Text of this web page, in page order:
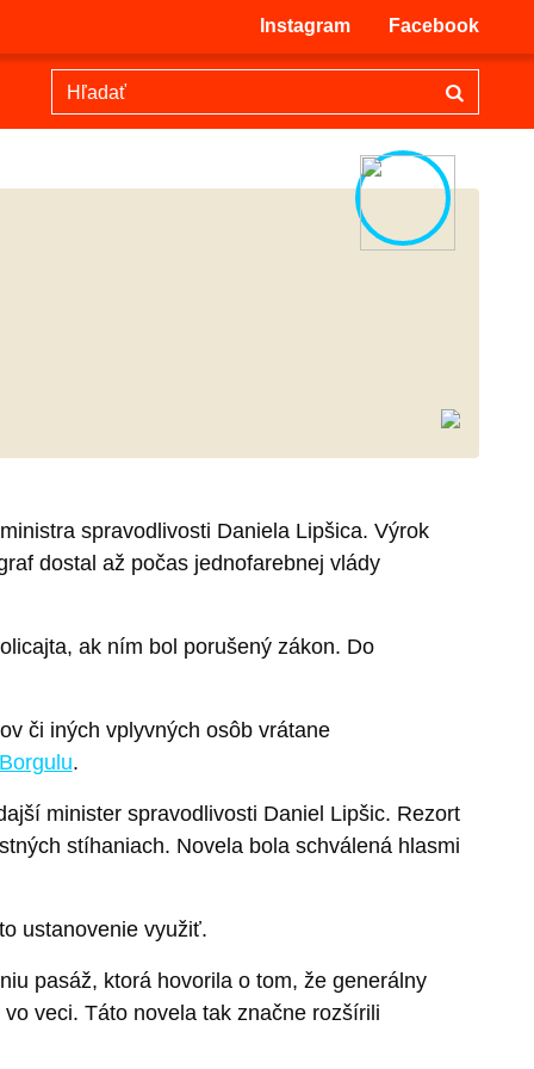
Instagram Facebook
spravodlivosti Daniela Lipšica. Výrok
dostal až počas jednofarebnej vlády
ak ním bol porušený zákon. Do
či iných vplyvných osôb vrátane
Borgulu.
minister spravodlivosti Daniel Lipšic. Rezort
stíhaniach. Novela bola schválená hlasmi
ustanovenie využiť.
pasáž, ktorá hovorila o tom, že generálny
veci. Táto novela tak značne rozšírili